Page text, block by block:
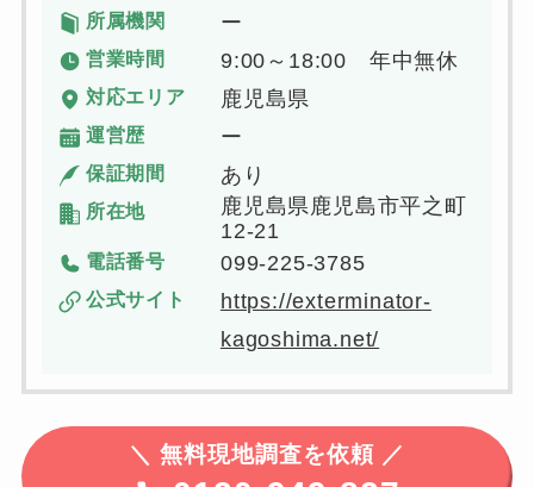
所属機関 ー
営業時間 9:00～18:00 年中無休
対応エリア 鹿児島県
運営歴 ー
保証期間 あり
所在地
鹿児島県鹿児島市平之町
12-21
電話番号 099-225-3785
公式サイト
https://exterminator-
kagoshima.net/
＼ 無料現地調査を依頼 ／